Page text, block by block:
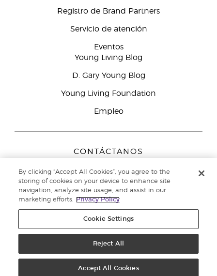
Registro de Brand Partners
Servicio de atención
Eventos
Young Living Blog
D. Gary Young Blog
Young Living Foundation
Empleo
CONTÁCTANOS
Peizerweg 97
9727 AJ Groningen
Netherlands
Servicio de atención:900-812976
reservados. |Política de privacidad
By clicking “Accept All Cookies”, you agree to the
storing of cookies on your device to enhance site
navigation, analyze site usage, and assist in our
marketing efforts.
Privacy Policy
Cookie Settings
Reject All
Accept All Cookies